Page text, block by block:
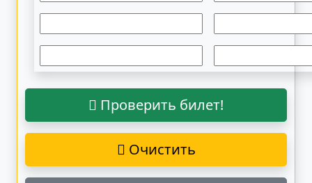
Проверить билет!
Очистить